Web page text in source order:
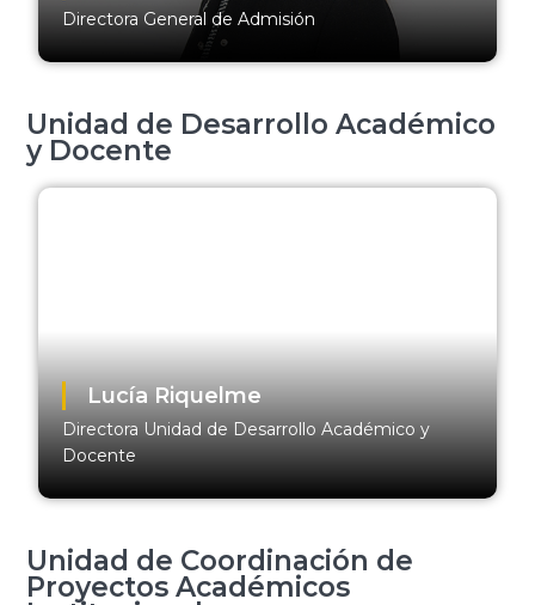
Directora General de Admisión
Unidad de Desarrollo Académico
y Docente
Lucía Riquelme
Directora Unidad de Desarrollo Académico y
Docente
Unidad de Coordinación de
Proyectos Académicos